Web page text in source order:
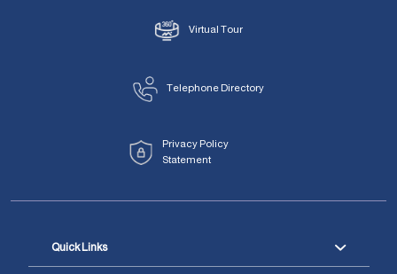
Virtual Tour
Telephone Directory
Privacy Policy
Statement
Quick Links